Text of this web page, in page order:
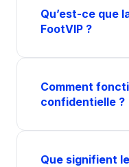
Qu’est-ce que
FootVIP ?
Comment
confidentielle ?
Que signifient